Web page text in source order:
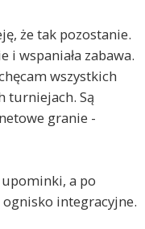
że tak pozostanie.
i wspaniała zabawa.
wszystkich
turniejach. Są
granie -
upominki, a po
integracyjne.